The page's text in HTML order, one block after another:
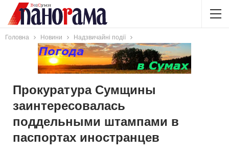
Головна Новини Надзвичайні події
Прокуратура Сумщины
заинтересовалась
поддельными штампами в
паспортах иностранцев